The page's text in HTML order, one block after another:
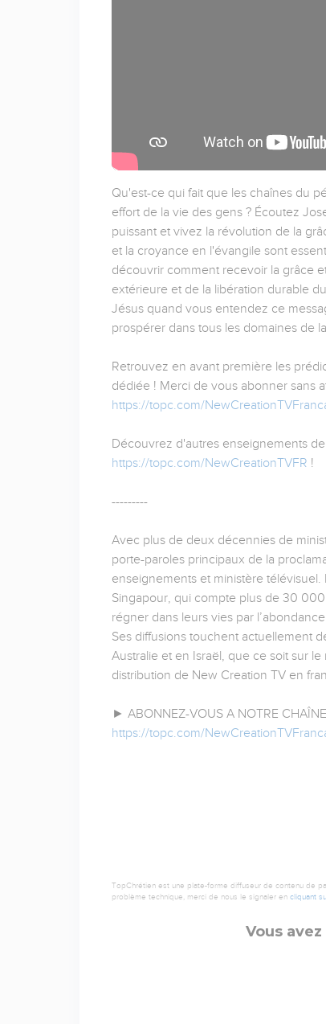
Qu'est-ce qui fait que les chaînes du
effort de la vie des gens ? Écoutez
puissant et vivez la révolution de la
et la croyance en l'évangile sont
découvrir comment recevoir la grâce
extérieure et de la libération durable
Jésus quand vous entendez ce
prospérer dans tous les domaines de
Retrouvez en avant première les
dédiée ! Merci de vous abonner sans
https://topc.com/
Découvrez d'autres enseignements
https://topc.com/NewCreationTVFR !
---------
Avec plus de deux décennies de
porte-paroles principaux de la
enseignements et ministère
Singapour, qui compte plus de 30
régner dans leurs vies par
Ses diffusions touchent actuellement
Australie et en Israël, que ce soit sur
distribution de New Creation TV en
► ABONNEZ-VOUS A NOTRE
https://topc.com/
TopChrétien est une plate-forme diffuseur de contenu de
problème technique, merci de nous le signaler en cliquant
Vous